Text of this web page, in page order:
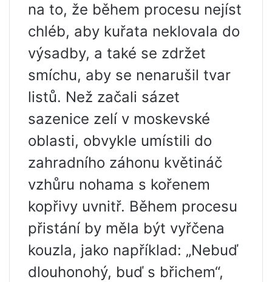
na to, že během procesu nejíst
chléb, aby kuřata neklovala do
výsadby, a také se zdržet
smíchu, aby se nenarušil tvar
listů. Než začali sázet
sazenice zelí v moskevské
oblasti, obvykle umístili do
zahradního záhonu květináč
vzhůru nohama s kořenem
kopřivy uvnitř. Během procesu
přistání by měla být vyřčena
kouzla, jako například: „Nebuď
dlouhonohý, buď s břichem“,